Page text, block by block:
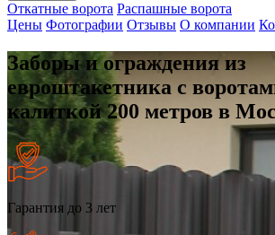
Откатные ворота Распашные ворота
Цены Фотографии Отзывы О компании
Заборы и ограждения из
евроштакетника с
калиткой 200 метров в
Гарантия до 3 лет